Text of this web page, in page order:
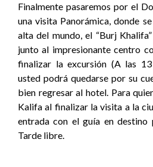
Finalmente pasaremos por el
una visita Panorámica, donde
alta del mundo, el “Burj
junto al impresionante centro
finalizar la excursión (A las
usted podrá quedarse por su
bien regresar al hotel. Para
Kalifa al finalizar la visita a la
entrada con el guía en destino
Tarde libre.